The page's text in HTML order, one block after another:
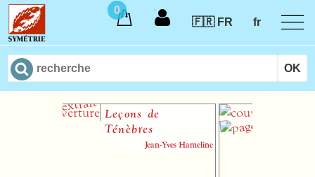
0
🇫🇷 FR
fr
Leçons de
Ténèbres
Jean-Yves Hameline